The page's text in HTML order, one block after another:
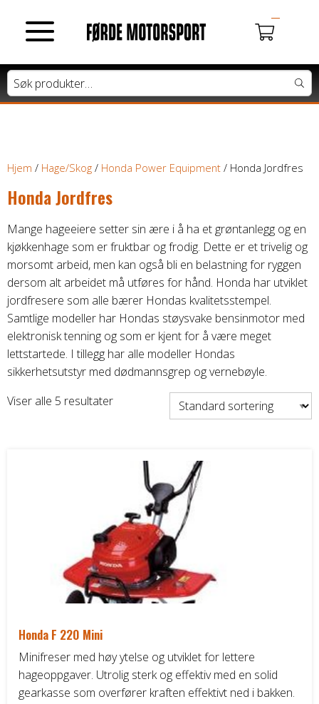
MOTORSYKLER
Lett motorsykkel
Moped / Scooter
Cross / Junior
ATV / SNØSCOOTER
Honda ATV
Kawasaki ATV/UTV
Hisun ATV / UTV
Suzuki Båtmotor
Båthenger
Varehenger
Hjem / Hage/Skog / Honda Power Equipment / Honda Jordfres
Honda Jordfres
Mange hageeiere setter sin ære i å ha et grøntanlegg og en
kjøkkenhage som er fruktbar og frodig. Dette er et trivelig og
morsomt arbeid, men kan også bli en belastning for ryggen
dersom alt arbeidet må utføres for hånd. Honda har utviklet
jordfresere som alle bærer Hondas kvalitetsstempel.
Samtlige modeller har Hondas støysvake bensinmotor med
elektronisk tenning og som er kjent for å være meget
lettstartede. I tillegg har alle modeller Hondas
sikkerhetsutstyr med dødmannsgrep og vernebøyle.
Viser alle 5 resultater
Honda F 220 Mini
Minifreser med høy ytelse og utviklet for lettere
hageoppgaver. Utrolig sterk og effektiv med en solid
gearkasse som overfører kraften effektivt ned i bakken.